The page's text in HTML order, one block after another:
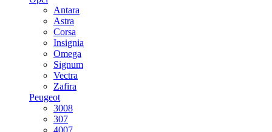
Antara
Astra
Corsa
Insignia
Omega
Signum
Vectra
Zafira
Peugeot
3008
307
4007